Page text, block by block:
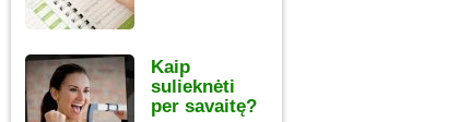
Kaip
sulieknėti
per savaitę?